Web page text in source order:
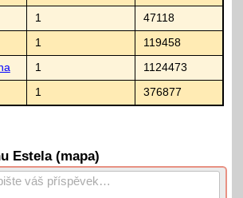
1 47118
1 119458
1 1124473
1 376877
Estela (mapa)